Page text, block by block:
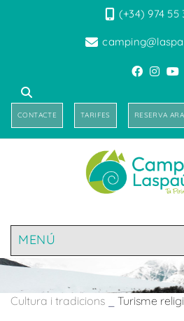
(+34) 974 55
CONTACTE TARIFES RESERVA
MENÚ
Cultura i tradicions Turisme